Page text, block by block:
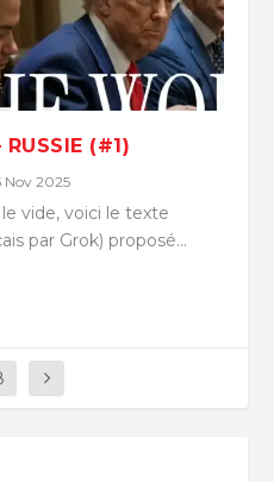
RUSSIE (#1)
Nov 2025
vide, voici le texte
par Grok) proposé...